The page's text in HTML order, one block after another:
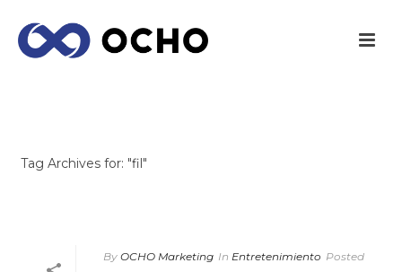
Tag Archives for: "fil"
By OCHO Marketing In Entretenimiento Posted